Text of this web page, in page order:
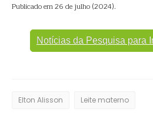
Publicado em 26 de julho (2024).
Notícias da Pesquisa para
Elton Alisson Leite materno